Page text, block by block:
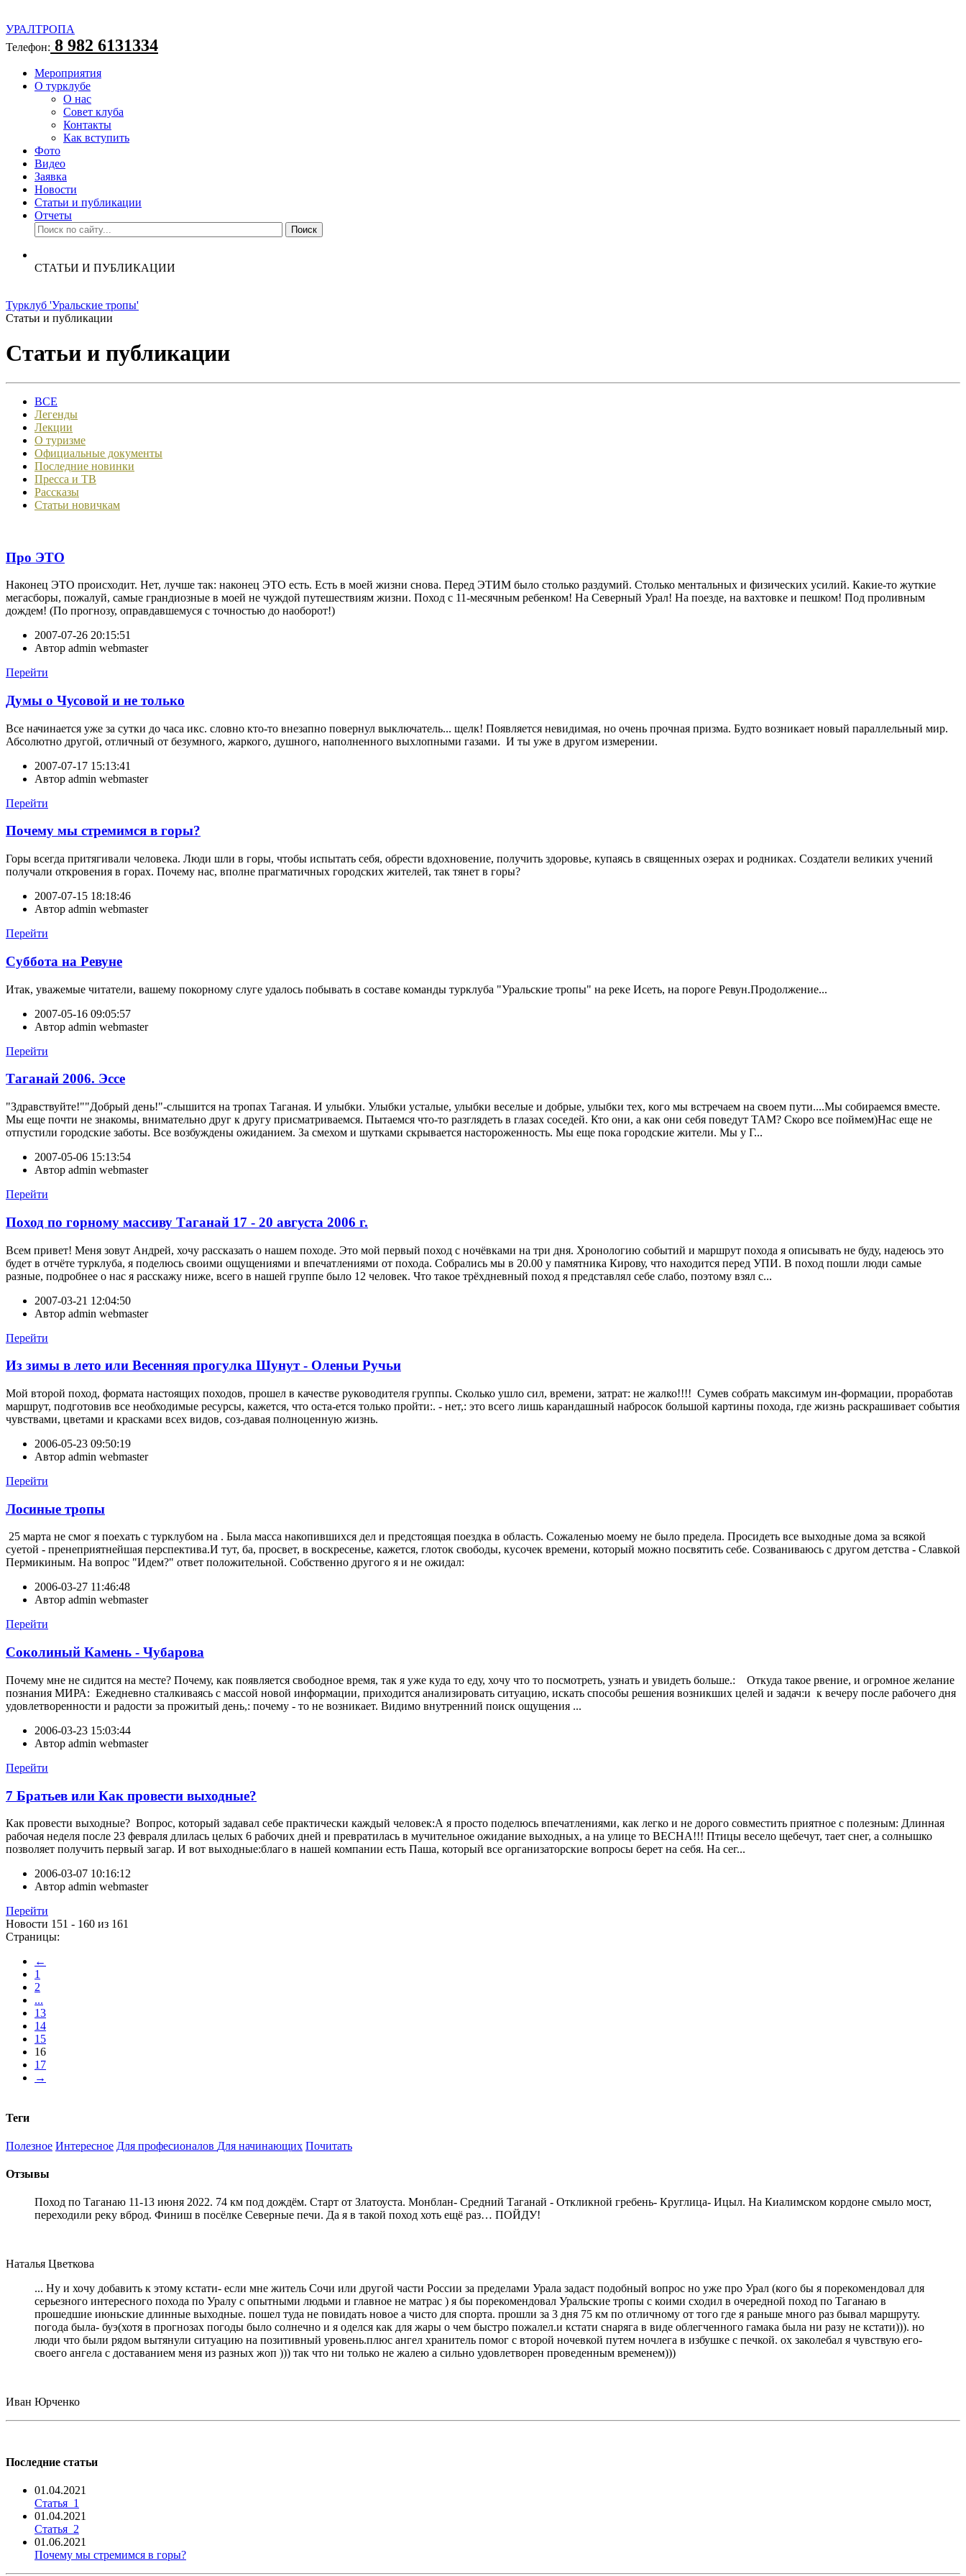
УРАЛТРОПА
Телефон: 8 982 6131334
Мероприятия
О турклубе
О нас
Совет клуба
Контакты
Как вступить
Фото
Видео
Заявка
Новости
Статьи и публикации
Отчеты
СТАТЬИ И ПУБЛИКАЦИИ
Турклуб 'Уральские тропы'
Статьи и публикации
Статьи и публикации
ВСЕ
Легенды
Лекции
О туризме
Официальные документы
Последние новинки
Пресса и ТВ
Рассказы
Статьи новичкам
Про ЭТО
Наконец ЭТО происходит. Нет, лучше так: наконец ЭТО есть. Есть в моей жизни снова. Перед ЭТИМ было столько раздумий. Столько ментальных и физических усилий. Какие-то жуткие
мегасборы, пожалуй, самые грандиозные в моей не чуждой путешествиям жизни. Поход с 11-месячным ребенком! На Северный Урал! На поезде, на вахтовке и пешком! Под проливным
дождем! (По прогнозу, оправдавшемуся с точностью до наоборот!)
2007-07-26 20:15:51
Автор admin webmaster
Перейти
Думы о Чусовой и не только
Все начинается уже за сутки до часа икс. словно кто-то внезапно повернул выключатель... щелк! Появляется невидимая, но очень прочная призма. Будто возникает новый параллельный мир.
Абсолютно другой, отличный от безумного, жаркого, душного, наполненного выхлопными газами. И ты уже в другом измерении.
2007-07-17 15:13:41
Автор admin webmaster
Перейти
Почему мы стремимся в горы?
Горы всегда притягивали человека. Люди шли в горы, чтобы испытать себя, обрести вдохновение, получить здоровье, купаясь в священных озерах и родниках. Создатели великих учений
получали откровения в горах. Почему нас, вполне прагматичных городских жителей, так тянет в горы?
2007-07-15 18:18:46
Автор admin webmaster
Перейти
Суббота на Ревуне
Итак, уважемые читатели, вашему покорному слуге удалось побывать в составе команды турклуба "Уральские тропы" на реке Исеть, на пороге Ревун.Продолжение...
2007-05-16 09:05:57
Автор admin webmaster
Перейти
Таганай 2006. Эссе
"Здравствуйте!""Добрый день!"-слышится на тропах Таганая. И улыбки. Улыбки усталые, улыбки веселые и добрые, улыбки тех, кого мы встречаем на своем пути....Мы собираемся вместе.
Мы еще почти не знакомы, внимательно друг к другу присматриваемся. Пытаемся что-то разглядеть в глазах соседей. Кто они, а как они себя поведут ТАМ? Скоро все поймем)Нас еще не
отпустили городские заботы. Все возбуждены ожиданием. За смехом и шутками скрывается настороженность. Мы еще пока городские жители. Мы у Г...
2007-05-06 15:13:54
Автор admin webmaster
Перейти
Поход по горному массиву Таганай 17 - 20 августа 2006 г.
Всем привет! Меня зовут Андрей, хочу рассказать о нашем походе. Это мой первый поход с ночёвками на три дня. Хронологию событий и маршрут похода я описывать не буду, надеюсь это
будет в отчёте турклуба, я поделюсь своими ощущениями и впечатлениями от похода. Собрались мы в 20.00 у памятника Кирову, что находится перед УПИ. В поход пошли люди самые
разные, подробнее о нас я расскажу ниже, всего в нашей группе было 12 человек. Что такое трёхдневный поход я представлял себе слабо, поэтому взял с...
2007-03-21 12:04:50
Автор admin webmaster
Перейти
Из зимы в лето или Весенняя прогулка Шунут - Оленьи Ручьи
Мой второй поход, формата настоящих походов, прошел в качестве руководителя группы. Сколько ушло сил, времени, затрат: не жалко!!!! Сумев собрать максимум ин-формации, проработав
маршрут, подготовив все необходимые ресурсы, кажется, что оста-ется только пройти:. - нет,: это всего лишь карандашный набросок большой картины похода, где жизнь раскрашивает события
чувствами, цветами и красками всех видов, соз-давая полноценную жизнь.
2006-05-23 09:50:19
Автор admin webmaster
Перейти
Лосиные тропы
25 марта не смог я поехать с турклубом на . Была масса накопившихся дел и предстоящая поездка в область. Сожаленью моему не было предела. Просидеть все выходные дома за всякой
суетой - пренеприятнейшая перспектива.И тут, ба, просвет, в воскресенье, кажется, глоток свободы, кусочек времени, который можно посвятить себе. Созваниваюсь с другом детства - Славкой
Пермикиным. На вопрос "Идем?" ответ положительной. Собственно другого я и не ожидал:
2006-03-27 11:46:48
Автор admin webmaster
Перейти
Соколиный Камень - Чубарова
Почему мне не сидится на месте? Почему, как появляется свободное время, так я уже куда то еду, хочу что то посмотреть, узнать и увидеть больше.: Откуда такое рвение, и огромное желание
познания МИРА: Ежедневно сталкиваясь с массой новой информации, приходится анализировать ситуацию, искать способы решения возникших целей и задач:и к вечеру после рабочего дня
удовлетворенности и радости за прожитый день,: почему - то не возникает. Видимо внутренний поиск ощущения ...
2006-03-23 15:03:44
Автор admin webmaster
Перейти
7 Братьев или Как провести выходные?
Как провести выходные? Вопрос, который задавал себе практически каждый человек:А я просто поделюсь впечатлениями, как легко и не дорого совместить приятное с полезным: Длинная
рабочая неделя после 23 февраля длилась целых 6 рабочих дней и превратилась в мучительное ожидание выходных, а на улице то ВЕСНА!!! Птицы весело щебечут, тает снег, а солнышко
позволяет получить первый загар. И вот выходные:благо в нашей компании есть Паша, который все организаторские вопросы берет на себя. На сег...
2006-03-07 10:16:12
Автор admin webmaster
Перейти
Новости 151 - 160 из 161
Страницы:
←
1
2
...
13
14
15
16
17
→
Теги
Полезное Интересное Для професионалов Для начинающих Почитать
Отзывы
Поход по Таганаю 11-13 июня 2022. 74 км под дождём. Старт от Златоуста. Монблан- Средний Таганай - Откликной гребень- Круглица- Ицыл. На Киалимском кордоне смыло мост,
переходили реку вброд. Финиш в посёлке Северные печи. Да я в такой поход хоть ещё раз… ПОЙДУ!
Наталья Цветкова
... Ну и хочу добавить к этому кстати- если мне житель Сочи или другой части России за пределами Урала задаст подобный вопрос но уже про Урал (кого бы я порекомендовал для
серьезного интересного похода по Уралу с опытными людьми и главное не матрас ) я бы порекомендовал Уральские тропы с коими сходил в очередной поход по Таганаю в
прошедшие июньские длинные выходные. пошел туда не повидать новое а чисто для спорта. прошли за 3 дня 75 км по отличному от того где я раньше много раз бывал маршруту.
погода была- буэ(хотя в прогнозах погоды было солнечно и я оделся как для жары о чем быстро пожалел.и кстати снаряга в виде облегченного гамака была ни разу не кстати))). но
люди что были рядом вытянули ситуацию на позитивный уровень.плюс ангел хранитель помог с второй ночевкой путем ночлега в избушке с печкой. ох заколебал я чувствую его-
своего ангела с доставанием меня из разных жоп ))) так что ни только не жалею а сильно удовлетворен проведенным временем)))
Иван Юрченко
Последние статьи
01.04.2021
Статья_1
01.04.2021
Статья_2
01.06.2021
Почему мы стремимся в горы?